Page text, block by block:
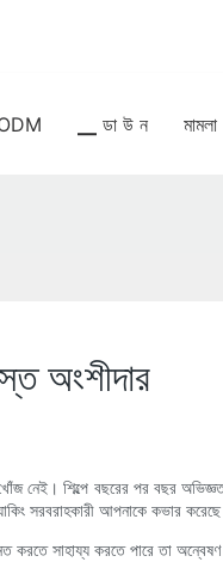
▁ ডা উ ন মামলা
অংশীদার
শিল্পে বছরের পর বছর
সরবরাহকারী আপনাকে কভার
করতে সাহায্য করতে পারে তা